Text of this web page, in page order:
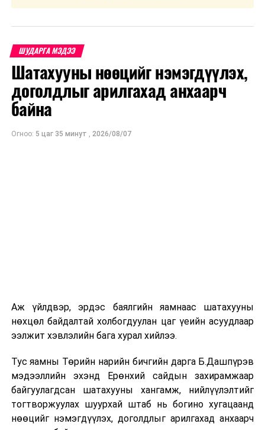
Бондын үндсэн төлбөр төлөх хугацаа:
Хугацааны эцэст
Захиалга авах хугацаа: 2023.10.02
Үнэт цаасны танилцуулгыг
ШУДАРГА МЭДЭЭ
Шатахууны нөөцийг нэмэгдүүлэх,
доголдлыг арилгахад анхаарч
байна
Огноо: 5 цаг 35 минут , 2026/08/07
Аж үйлдвэр, эрдэс баялгийн яамнаас шатахууны
нөхцөл байдалтай холбогдуулан цаг үеийн асуудлаар
ээлжит хэвлэлийн бага хурал хийлээ.
Тус яамны Төрийн нарийн бичгийн дарга Б.Дашпүрэв
мэдээллийн эхэнд Ерөнхий сайдын захирамжаар
байгуулагдсан шатахууны хангамж, нийлүүлэлтийг
тогтворжуулах шуурхай штаб нь богино хугацаанд
нөөцийг нэмэгдүүлэх, доголдлыг арилгахад анхаарч